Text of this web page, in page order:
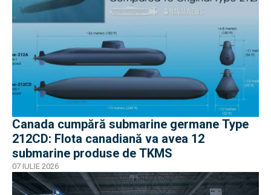
Canada cumpără submarine germane Type
212CD: Flota canadiană va avea 12
submarine produse de TKMS
07 IULIE 2026